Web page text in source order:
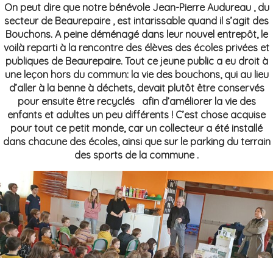
On peut dire que notre bénévole Jean-Pierre Audureau , du
secteur de Beaurepaire , est intarissable quand il s’agit des
Bouchons. A peine déménagé dans leur nouvel entrepôt, le
voilà reparti à la rencontre des élèves des écoles privées et
publiques de Beaurepaire. Tout ce jeune public a eu droit à
une leçon hors du commun: la vie des bouchons, qui au lieu
d’aller à la benne à déchets, devait plutôt être conservés
pour ensuite être recyclés afin d’améliorer la vie des
enfants et adultes un peu différents ! C’est chose acquise
pour tout ce petit monde, car un collecteur a été installé
dans chacune des écoles, ainsi que sur le parking du terrain
des sports de la commune .